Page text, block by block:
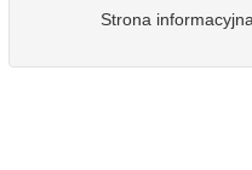
Strona